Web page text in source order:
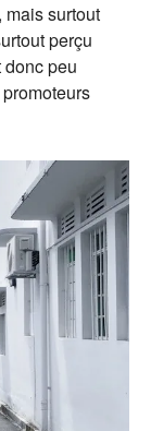
mais surtout
perçu
peu